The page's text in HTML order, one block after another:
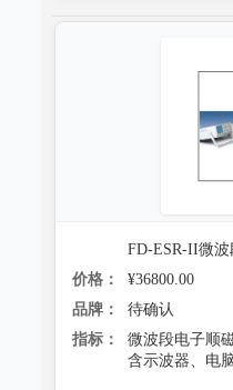
FD-ESR-II微
价格：
¥36800.00
品牌：
待确认
指标：
微波段电子顺
含示波器、电